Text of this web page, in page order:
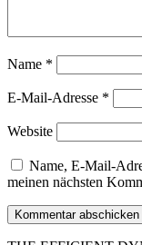
Name *
E-Mail-Adresse *
Website
Name, E-Mail-
meinen nächsten